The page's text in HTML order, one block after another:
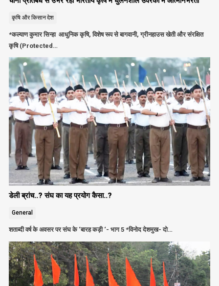
कृषि और किसानदेश
*कल्याण कुमार सिन्हा आधुनिक कृषि, विशेष रूप से बागवानी, ग्रीनहाउस खेती और संरक्षित
कृषि (Protected…
डेली ब्रांच..? संघ का यह प्रयोग कैसा..?
General
शताब्दी वर्ष के अवसर पर संघ के ‘बारह कड़ी ‘- भाग 5 *विनोद देशमुख- दो…